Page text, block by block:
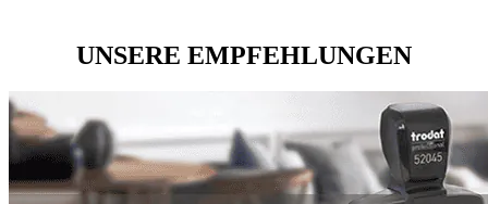
UNSERE EMPFEHLUNGEN